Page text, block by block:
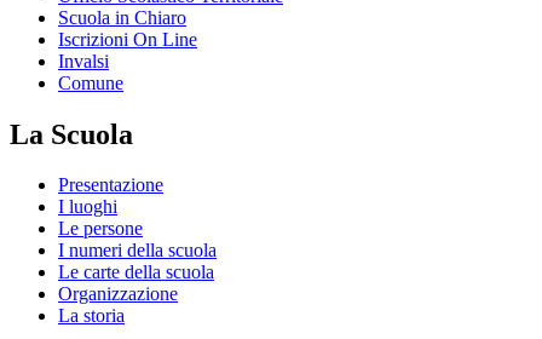
Scuola in Chiaro
Iscrizioni On Line
Invalsi
Comune
La Scuola
Presentazione
I luoghi
Le persone
I numeri della scuola
Le carte della scuola
Organizzazione
La storia